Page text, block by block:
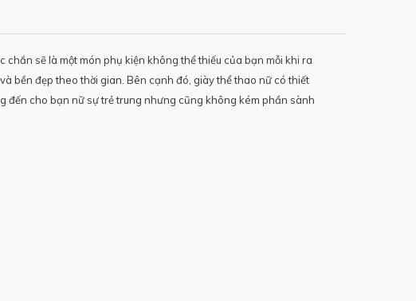
chắn sẽ là một món phụ kiện không thể thiếu của bạn mỗi khi ra
bền đẹp theo thời gian. Bên cạnh đó, giày thể thao nữ có thiết
đến cho bạn nữ sự trẻ trung nhưng cũng không kém phần sành